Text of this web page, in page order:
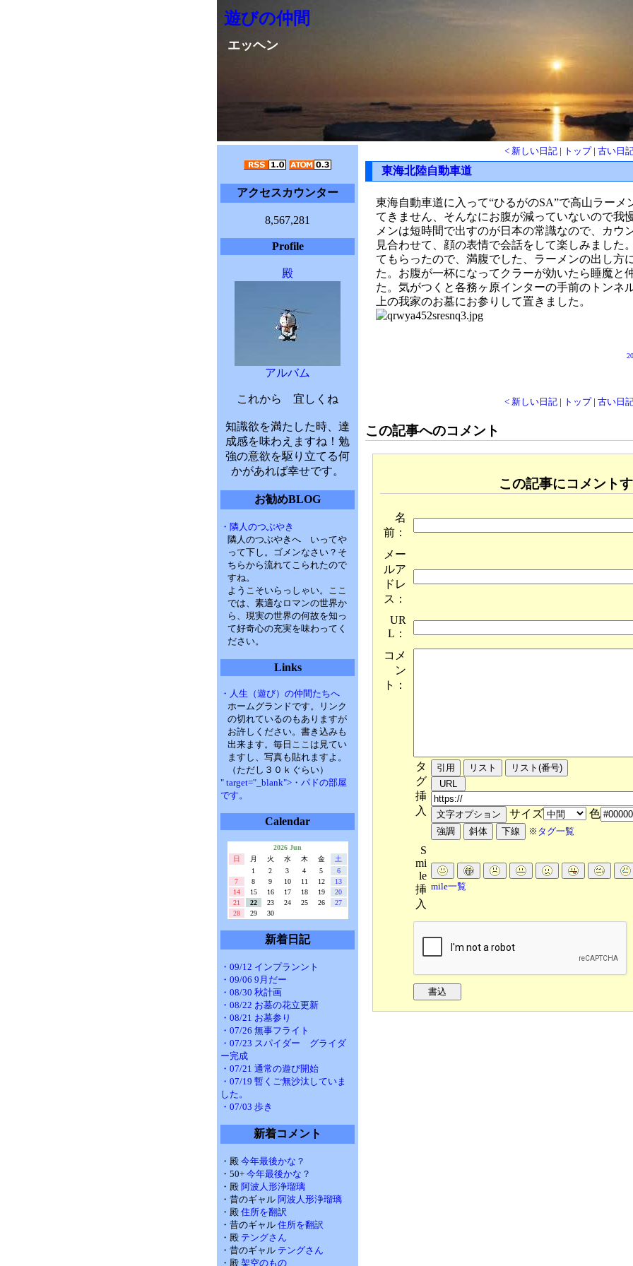
遊びの仲間
エッヘン
アクセスカウンター
8,567,281
Profile
殿
アルバム
これから 宜しくね
知識欲を満たした時、達
成感を味わえますね！勉
強の意欲を駆り立てる何
かがあれば幸せです。
お勧めBLOG
・隣人のつぶやき
隣人のつぶやきへ いってや
って下し。ゴメンなさい？そ
ちらから流れてこられたので
すね。
ようこそいらっしゃい。ここ
では、素適なロマンの世界か
ら、現実の世界の何故を知っ
て好奇心の充実を味わってく
ださい。
Links
・人生（遊び）の仲間たちへ
ホームグランドです。リンク
の切れているのもありますが
お許しください。書き込みも
出来ます。毎日ここは見てい
ますし、写真も貼れますよ。
（ただし３０ｋぐらい）
" target="_blank">・パドの部屋
です。
Calendar
2026 Jun
日
月 火 水 木 金
土
1
2 3 4 5
6
7
8 9 10 11 12
13
14
15 16 17 18 19
20
21
22 23 24 25 26
27
28
29 30
新着日記
・09/12 インプランント
・09/06 9月だー
・08/30 秋計画
・08/22 お墓の花立更新
・08/21 お墓参り
・07/26 無事フライト
・07/23 スパイダー グライダ
ー完成
・07/21 通常の遊び開始
・07/19 暫くご無沙汰していま
した。
・07/03 歩き
新着コメント
・殿 今年最後かな？
・50+ 今年最後かな？
・殿 阿波人形浄瑠璃
・昔のギャル 阿波人形浄瑠璃
・殿 住所を翻訳
・昔のギャル 住所を翻訳
・殿 テングさん
・昔のギャル テングさん
・殿 架空のもの
< 新しい日記| トップ| 古い日
東海北陸自動車道
東海自動車道に入って“ひるがのSA”で高山ラーメ
てきません、そんなにお腹が減っていないので我
メンは短時間で出すのが日本の常識なので、カウ
見合わせて、顔の表情で会話をして楽しみました
てもらったので、満腹でした、ラーメンの出し方
た。お腹が一杯になってクラーが効いたら睡魔と
た。気がつくと各務ヶ原インターの手前のトンネ
上の我家のお墓にお参りして置きました。
< 新しい日記| トップ| 古い日
この記事へのコメント
この記事にコメント
名
前：
メー
ルア
ドレ
ス：
UR
L：
コメ
ン
ト：
タ
グ
挿
入
サイズ 色
※ タグ一覧
S
mi
le
挿
入
mile一覧